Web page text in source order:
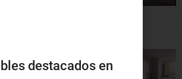
destacados en